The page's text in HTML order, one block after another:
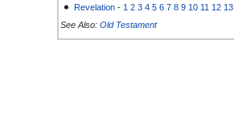
Revelation - 1 2 3 4 5 6 7 8 9 10 11 12 13
See Also: Old Testament